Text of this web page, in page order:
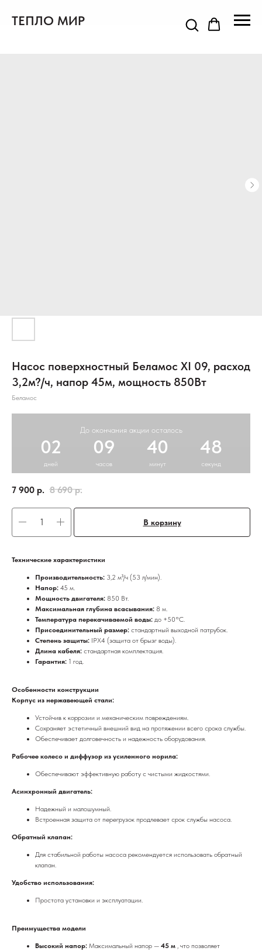
ТЕПЛО МИР
Насос поверхностный Беламос XI 09, расход
3,2м?/ч, напор 45м, мощность 850Вт
Беламос
До окончания акции осталось
02
дней
09
часов
40
минут
48
секунд
7 900 р. 8 690 р.
В корзину
Технические характеристики
Производительность: 3,2 м³/ч (53 л/мин).
Напор: 45 м.
Мощность двигателя: 850 Вт.
Максимальная глубина всасывания: 8 м.
Температура перекачиваемой воды: до +50°C.
Присоединительный размер: стандартный выходной патрубок.
Степень защиты: IPX4 (защита от брызг воды).
Длина кабеля: стандартная комплектация.
Гарантия: 1 год.
Особенности конструкции
Корпус из нержавеющей стали:
Устойчив к коррозии и механическим повреждениям.
Сохраняет эстетичный внешний вид на протяжении всего срока службы.
Обеспечивает долговечность и надежность оборудования.
Рабочее колесо и диффузор из усиленного норила:
Обеспечивают эффективную работу с чистыми жидкостями.
Асинхронный двигатель:
Надежный и малошумный.
Встроенная защита от перегрузок продлевает срок службы насоса.
Обратный клапан:
Для стабильной работы насоса рекомендуется использовать обратный
клапан.
Удобство использования:
Простота установки и эксплуатации.
Преимущества модели
Высокий напор: Максимальный напор — 45 м , что позволяет